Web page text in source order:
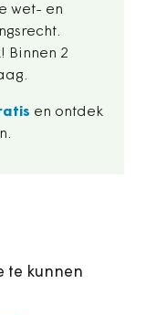
wet- en
Binnen 2
en ontdek
te kunnen